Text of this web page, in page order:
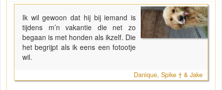
Ik wil gewoon dat hij bij iemand is
tijdens m’n vakantie die net zo
begaan is met honden als ikzelf. Die
het begrijpt als ik eens een fotootje
wil.
Danique, Spike † & Jake